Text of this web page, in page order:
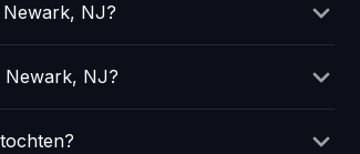
NJ?
Newark, NJ?